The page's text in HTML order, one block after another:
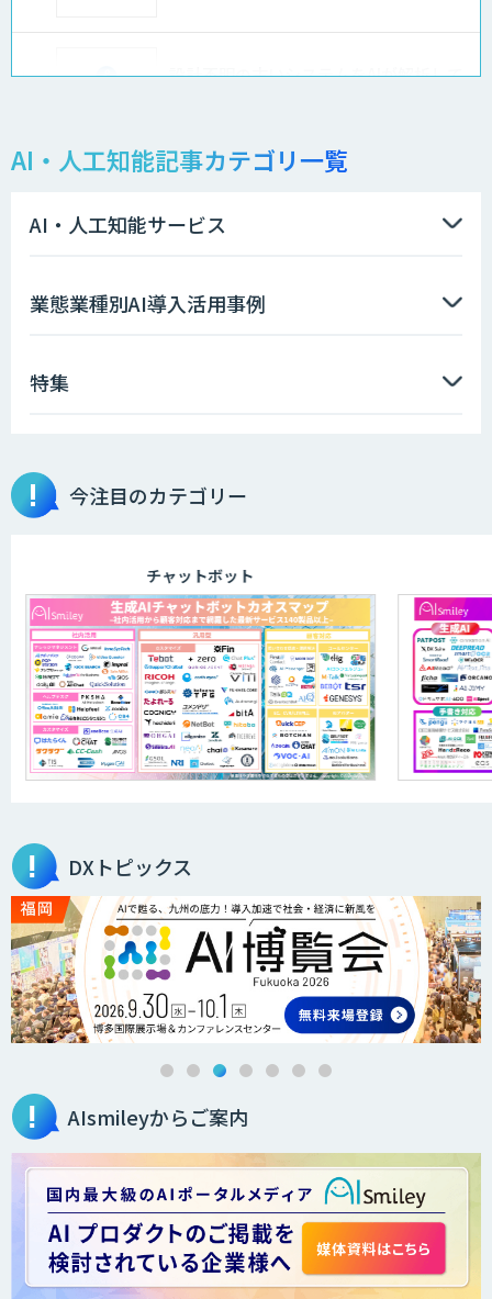
設計不明の古いシステムをAIが解析して
AIエージェント開発支援
AIエンジニアアカデミー（バイブコーデ
aiDAPTIV+
ELYZA Works with KDDI
JAPAN AI KNOWLEDGE
オーダーメイドAI人材育成研修
Brain Plus for Sales
データ分析/AI開発/コンサルティング
Docify（ドシファイ）
AI・人工知能記事カテゴリ一覧
AI・人工知能サービス
業態業種別AI導入活用事例
特集
今注目のカテゴリー
チャットボット
DXトピックス
AIsmileyからご案内